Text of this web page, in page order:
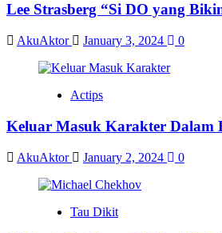
Lee Strasberg “Si DO yang
AkuAktor January 3, 2024 0
Actips
Keluar Masuk Karakter Dalam
AkuAktor January 2, 2024 0
Tau Dikit